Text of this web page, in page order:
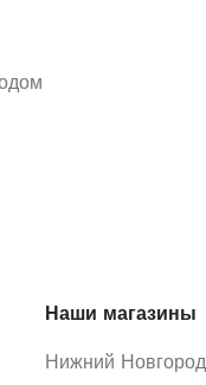
Наши магазины
Нижний Новгород